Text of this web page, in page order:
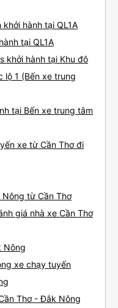
hành tại QL1A
tại QL1A
khởi hành tại Khu đô
lộ 1 (Bến xe trung
tại Bến xe trung tâm
xe từ Cần Thơ đi
từ Cần Thơ
giá nhà xe Cần Thơ
Nông
xe chạy tuyến
Thơ - Đắk Nông